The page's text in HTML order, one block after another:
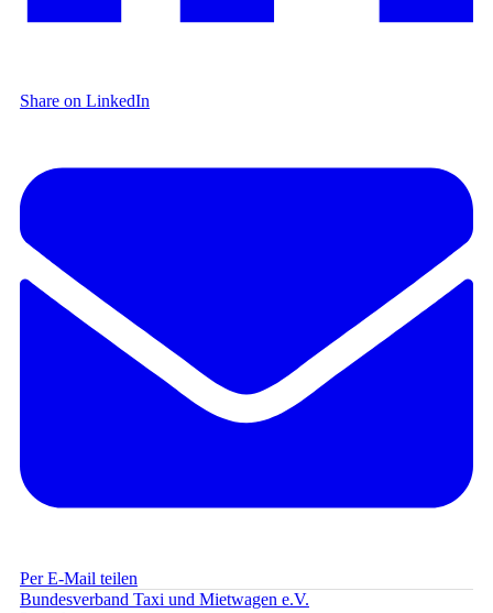
Share on LinkedIn
Per E-Mail teilen
Bundesverband Taxi und Mietwagen e.V.